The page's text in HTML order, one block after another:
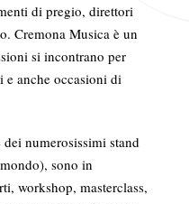
di pregio, direttori
Cremona Musica è un
si incontrano per
e anche occasioni di
dei numerosissimi stand
sono in
workshop, masterclass,